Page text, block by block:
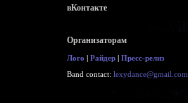
вКонтакте
Организаторам
Лого | Райдер | Пресс-релиз
Band contact: lexydance@gmail.com